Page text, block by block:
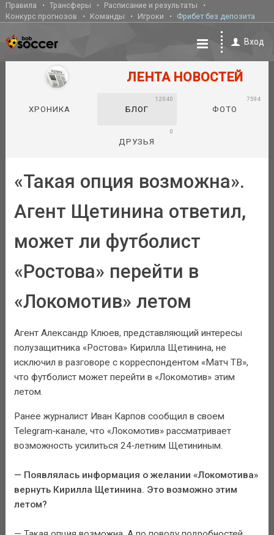
Правила Трансферы
Расписание и результаты
Конкурс прогнозов
Команды Игроки Фрибет без депозита
Вход
ЛЕНТА НОВОСТЕЙ
ХРОНИКА БЛОГ
12040
ФОТО
7594
ДРУЗЬЯ
0
«Такая опция возможна».
Агент Щетинина ответил,
может ли футболист
«Ростова» перейти в
«Локомотив» летом
Агент Александр Клюев, представляющий интересы
полузащитника «Ростова» Кирилла Щетинина, не
исключил в разговоре с корреспондентом «Матч ТВ»,
что футболист может перейти в «Локомотив» этим
летом.
Ранее журналист Иван Карпов сообщил в своем
Telegram‑канале, что «Локомотив» рассматривает
возможность усилиться 24‑летним Щетининым.
— Появлялась информация о желании «Локомотива»
вернуть Кирилла Щетинина. Это возможно этим
летом?